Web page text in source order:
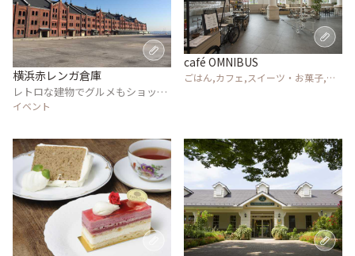
横浜赤レンガ倉庫
レトロな建物でグルメもショッピ
ングも満喫できる
イベント
café OMNIBUS
ごはん,カフェ,スイーツ・お菓子,イ